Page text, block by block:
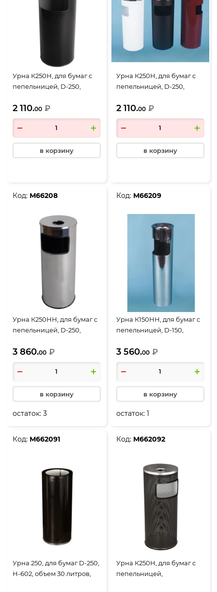
Урна К250Н, для бумаг с
пепельницей, D-250,
черный
2 110.00 ₽
в корзину
Урна К250Н, для бумаг с
пепельницей, D-250,
бордовый
2 110.00 ₽
в корзину
Код: М66208
Урна К250НН, для бумаг с
пепельницей, D-250,
нержавеющая сталь
3 860.00 ₽
в корзину
остаток:3
Код: М66209
Урна К150НН, для бумаг с
пепельницей, D-150,
нержавеющая сталь
3 560.00 ₽
в корзину
остаток:1
Код: М662091
Урна 250, для бумаг D-250,
Н-602, объем 30 литров,
Код: М662092
Урна К250Н, для бумаг с
пепельницей,